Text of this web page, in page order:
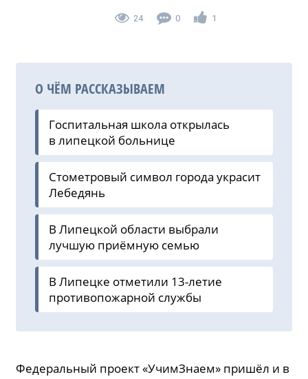
24 0 1
О ЧЁМ РАССКАЗЫВАЕМ
Госпитальная школа открылась
в липецкой больнице
Стометровый символ города украсит
Лебедянь
В Липецкой области выбрали
лучшую приёмную семью
В Липецке отметили 13-летие
противопожарной службы
Федеральный проект «УчимЗнаем» пришёл и в